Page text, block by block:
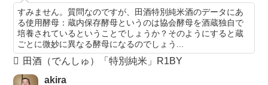
すみません。質問なのですが、田酒特別純米酒のデータにあ
る使用酵母：蔵内保存酵母というのは協会酵母を酒蔵独自で
培養されているということでしょうか？そのようにすると蔵
ごとに微妙に異なる酵母になるのでしょう...
田酒（でんしゅ）「特別純米」R1BY
akira